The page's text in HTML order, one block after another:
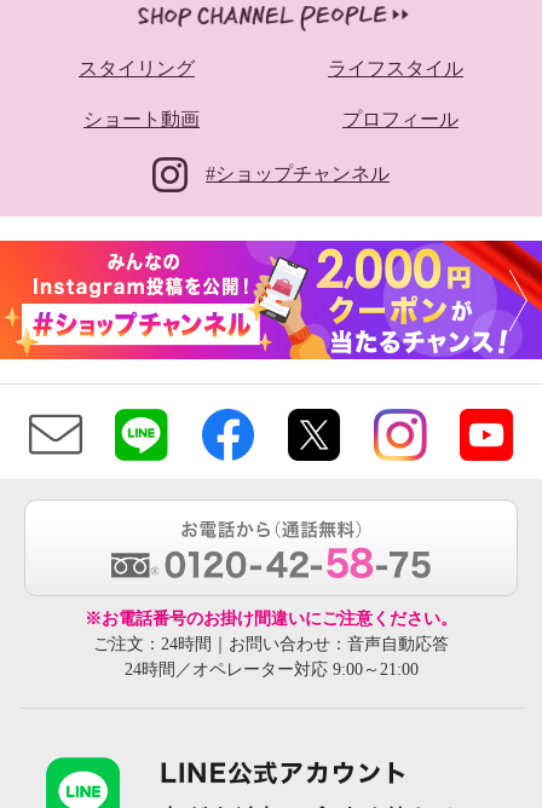
スタイリング ライフスタイル
ショート動画 プロフィール
#ショップチャンネル
※お電話番号のお掛け間違いにご注意ください。
ご注文：24時間｜お問い合わせ：音声自動応答
24時間／オペレーター対応 9:00～21:00